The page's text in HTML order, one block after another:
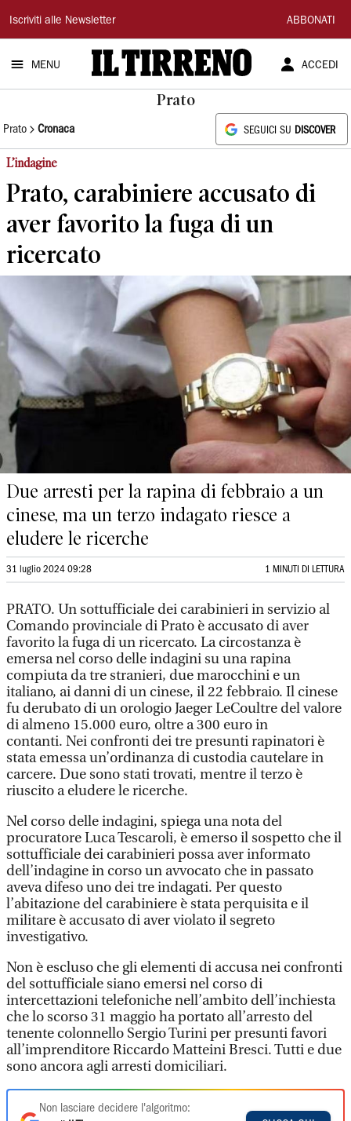
Il
Tirreno
Iscriviti alle Newsletter ABBONATI
MENU ACCEDI
Prato
Prato Cronaca SEGUICI SU DISCOVER
L’indagine
Prato, carabiniere accusato di
aver favorito la fuga di un
ricercato
Due arresti per la rapina di febbraio a un
cinese, ma un terzo indagato riesce a
eludere le ricerche
31 luglio 2024 09:28 1 MINUTI DI LETTURA
PRATO. Un sottufficiale dei carabinieri in servizio al
Comando provinciale di Prato è accusato di aver
favorito la fuga di un ricercato. La circostanza è
emersa nel corso delle indagini su una rapina
compiuta da tre stranieri, due marocchini e un
italiano, ai danni di un cinese, il 22 febbraio. Il cinese
fu derubato di un orologio Jaeger LeCoultre del valore
di almeno 15.000 euro, oltre a 300 euro in
contanti. Nei confronti dei tre presunti rapinatori è
stata emessa un’ordinanza di custodia cautelare in
carcere. Due sono stati trovati, mentre il terzo è
riuscito a eludere le ricerche.
Nel corso delle indagini, spiega una nota del
procuratore Luca Tescaroli, è emerso il sospetto che il
sottufficiale dei carabinieri possa aver informato
dell’indagine in corso un avvocato che in passato
aveva difeso uno dei tre indagati. Per questo
l’abitazione del carabiniere è stata perquisita e il
militare è accusato di aver violato il segreto
investigativo.
Non è escluso che gli elementi di accusa nei confronti
del sottufficiale siano emersi nel corso di
intercettazioni telefoniche nell’ambito dell’inchiesta
che lo scorso 31 maggio ha portato all’arresto del
tenente colonnello Sergio Turini per presunti favori
all’imprenditore Riccardo Matteini Bresci. Tutti e due
sono ancora agli arresti domiciliari.
Non lasciare decidere l'algoritmo: